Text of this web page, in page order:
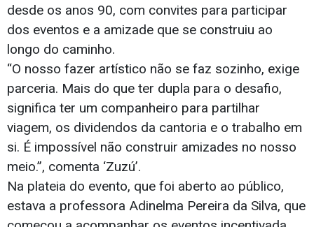
desde os anos 90, com convites para participar
dos eventos e a amizade que se construiu ao
longo do caminho.
“O nosso fazer artístico não se faz sozinho, exige
parceria. Mais do que ter dupla para o desafio,
significa ter um companheiro para partilhar
viagem, os dividendos da cantoria e o trabalho em
si. É impossível não construir amizades no nosso
meio.”, comenta ‘Zuzú’.
Na plateia do evento, que foi aberto ao público,
estava a professora Adinelma Pereira da Silva, que